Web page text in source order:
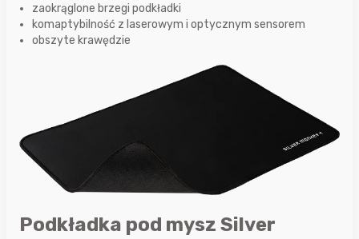
zaokrąglone brzegi podkładki
komaptybilność z laserowym i optycznym sensorem
obszyte krawędzie
Podkładka pod mysz Silver